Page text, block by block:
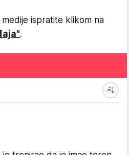
ispratite klikom na
.